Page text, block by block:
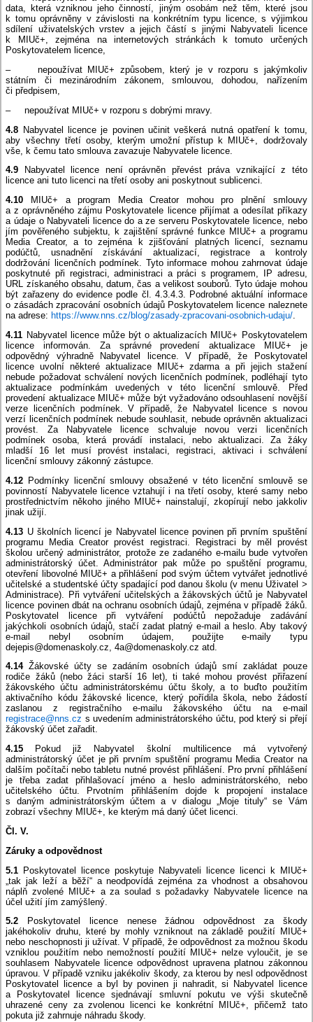
data, která vzniknou jeho činností, jiným osobám než těm, které jsou
k tomu oprávněny v závislosti na konkrétním typu licence, s výjimkou
sdílení uživatelských vrstev a jejich částí s jinými Nabyvateli licence
k MIUč+, zejména na internetových stránkách k tomuto určených
Poskytovatelem licence,
– nepoužívat MIUč+ způsobem, který je v rozporu s jakýmkoliv
státním či mezinárodním zákonem, smlouvou, dohodou, nařízením
či předpisem,
– nepoužívat MIUč+ v rozporu s dobrými mravy.
4.8 Nabyvatel licence je povinen učinit veškerá nutná opatření k tomu,
aby všechny třetí osoby, kterým umožní přístup k MIUč+, dodržovaly
vše, k čemu tato smlouva zavazuje Nabyvatele licence.
4.9 Nabyvatel licence není oprávněn převést práva vznikající z této
licence ani tuto licenci na třetí osoby ani poskytnout sublicenci.
4.10 MIUč+ a program Media Creator mohou pro plnění smlouvy
a z oprávněného zájmu Poskytovatele licence přijímat a odesílat příkazy
a údaje o Nabyvateli licence do a ze serveru Poskytovatele licence, nebo
jím pověřeného subjektu, k zajištění správné funkce MIUč+ a programu
Media Creator, a to zejména k zjišťování platných licencí, seznamu
podúčtů, usnadnění získávání aktualizací, registrace a kontroly
dodržování licenčních podmínek. Tyto informace mohou zahrnovat údaje
poskytnuté při registraci, administraci a práci s programem, IP adresu,
URL získaného obsahu, datum, čas a velikost souborů. Tyto údaje mohou
být zařazeny do evidence podle čl. 4.3.4.3. Podrobné aktuální informace
o zásadách zpracování osobních údajů Poskytovatelem licence naleznete
na adrese: https://www.nns.cz/blog/zasady-zpracovani-osobnich-udaju/.
4.11 Nabyvatel licence může být o aktualizacích MIUč+ Poskytovatelem
licence informován. Za správné provedení aktualizace MIUč+ je
odpovědný výhradně Nabyvatel licence. V případě, že Poskytovatel
licence uvolní některé aktualizace MIUč+ zdarma a při jejich stažení
nebude požadovat schválení nových licenčních podmínek, podléhají tyto
aktualizace podmínkám uvedených v této licenční smlouvě. Před
provedení aktualizace MIUč+ může být vyžadováno odsouhlasení novější
verze licenčních podmínek. V případě, že Nabyvatel licence s novou
verzí licenčních podmínek nebude souhlasit, nebude oprávněn aktualizaci
provést. Za Nabyvatele licence schvaluje novou verzi licenčních
podmínek osoba, která provádí instalaci, nebo aktualizaci. Za žáky
mladší 16 let musí provést instalaci, registraci, aktivaci i schválení
licenční smlouvy zákonný zástupce.
4.12 Podmínky licenční smlouvy obsažené v této licenční smlouvě se
povinností Nabyvatele licence vztahují i na třetí osoby, které samy nebo
prostřednictvím někoho jiného MIUč+ nainstalují, zkopírují nebo jakkoliv
jinak užijí.
4.13 U školních licencí je Nabyvatel licence povinen při prvním spuštění
programu Media Creator provést registraci. Registraci by měl provést
školou určený administrátor, protože ze zadaného e-mailu bude vytvořen
administrátorský účet. Administrátor pak může po spuštění programu,
otevření libovolné MIUč+ a přihlášení pod svým účtem vytvářet jednotlivé
učitelské a studentské účty spadající pod danou školu (v menu Uživatel >
Administrace). Při vytváření učitelských a žákovských účtů je Nabyvatel
licence povinen dbát na ochranu osobních údajů, zejména v případě žáků.
Poskytovatel licence při vytváření podúčtů nepožaduje zadávání
jakýchkoli osobních údajů, stačí zadat platný e-mail a heslo. Aby takový
e-mail nebyl osobním údajem, použijte e-maily typu
dejepis@domenaskoly.cz, 4a@domenaskoly.cz atd.
4.14Žákovské účty se zadáním osobních údajů smí zakládat pouze
rodiče žáků (nebo žáci starší 16 let), ti také mohou provést přiřazení
žákovského účtu administrátorskému účtu školy, a to buďto použitím
aktivačního kódu žákovské licence, který pořídila škola, nebo žádostí
zaslanou z registračního e-mailu žákovského účtu na e-mail
registrace@nns.cz s uvedením administrátorského účtu, pod který si přejí
žákovský účet zařadit.
4.15 Pokud již Nabyvatel školní multilicence má vytvořený
administrátorský účet je při prvním spuštění programu Media Creator na
dalším počítači nebo tabletu nutné provést přihlášení. Pro první přihlášení
je třeba zadat přihlašovací jméno a heslo administrátorského, nebo
učitelského účtu. Prvotním přihlášením dojde k propojení instalace
s daným administrátorským účtem a v dialogu „Moje tituly“ se Vám
zobrazí všechny MIUč+, ke kterým má daný účet licenci.
Čl. V.
Záruky a odpovědnost
5.1 Poskytovatel licence poskytuje Nabyvateli licence licenci k MIUč+
„tak jak leží a běží“ a neodpovídá zejména za vhodnost a obsahovou
náplň zvolené MIUč+ a za soulad s požadavky Nabyvatele licence na
účel užití jím zamýšlený.
5.2 Poskytovatel licence nenese žádnou odpovědnost za škody
jakéhokoliv druhu, které by mohly vzniknout na základě použití MIUč+
nebo neschopnosti ji užívat. V případě, že odpovědnost za možnou škodu
vzniklou použitím nebo nemožností použití MIUč+ nelze vyloučit, je se
souhlasem Nabyvatele licence odpovědnost upravena platnou zákonnou
úpravou. V případě vzniku jakékoliv škody, za kterou by nesl odpovědnost
Poskytovatel licence a byl by povinen ji nahradit, si Nabyvatel licence
a Poskytovatel licence sjednávají smluvní pokutu ve výši skutečně
uhrazené ceny za zvolenou licenci ke konkrétní MIUč+, přičemž tato
pokuta již zahrnuje náhradu škody.